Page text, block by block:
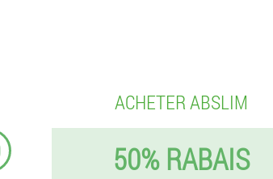
ACHETER ABSLIM
50% RABAIS